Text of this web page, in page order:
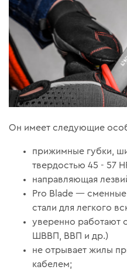
Он имеет следующие
прижимные губки,
твердостью 45 - 57
направляющая
Pro Blade —
стали для легкого
уверенно работают
ШВВП, ВВП и др.)
не отрывает жилы
кабелем;